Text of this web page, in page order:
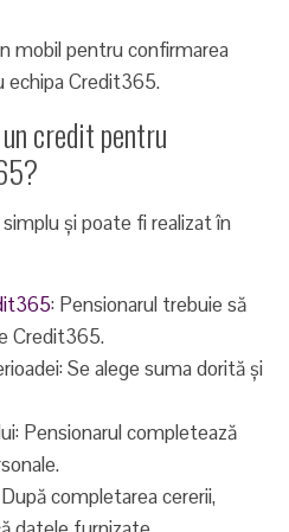
mobil pentru confirmarea
echipa Credit365.
credit pentru
și poate fi realizat în
: Pensionarul trebuie să
Credit365.
Se alege suma dorită și
Pensionarul completează
completarea cererii,